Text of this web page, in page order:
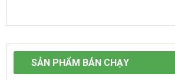
SẢN PHẨM BÁN CHẠY